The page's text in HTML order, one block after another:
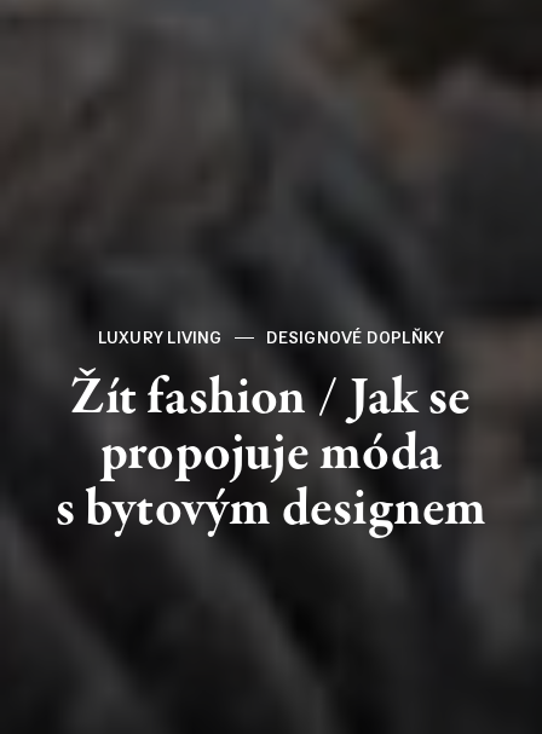
LUXURY LIVING DESIGNOVÉ DOPLŇKY
Žítfashion/Jakse
propojujemóda
s bytovýmdesignem